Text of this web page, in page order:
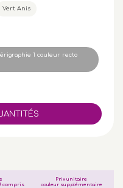
Vert Anis
1 couleur recto
compris
Prix unitaire
couleur supplémentaire